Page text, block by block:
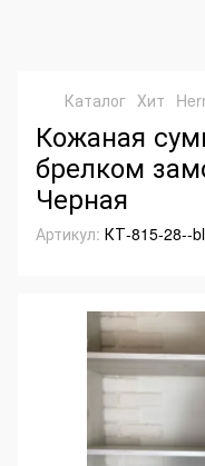
Каталог Хит
Кожаная
брелком
Черная
Артикул: КТ-815-28--